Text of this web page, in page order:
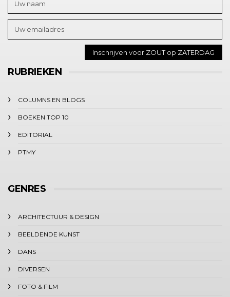
RUBRIEKEN
COLUMNS EN BLOGS
BOEKEN TOP 10
EDITORIAL
PTMY
GENRES
ARCHITECTUUR & DESIGN
BEELDENDE KUNST
DANS
DIVERSEN
FOTO & FILM